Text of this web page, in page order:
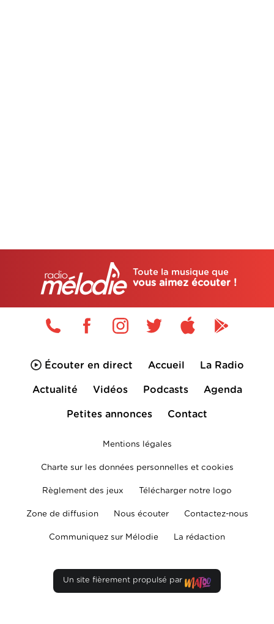
Toute la musique que
vous aimez écouter !
Écouter en direct Accueil La Radio
Actualité Vidéos Podcasts Agenda
Petites annonces Contact
Mentions légales
Charte sur les données personnelles et cookies
Règlement des jeux Télécharger notre logo
Zone de diffusion Nous écouter Contactez-nous
Communiquez sur Mélodie La rédaction
Un site fièrement propulsé par